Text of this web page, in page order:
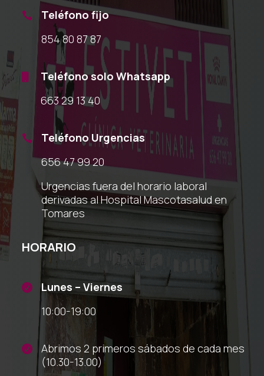

Teléfono fijo
854 80 87 87
Teléfono solo Whatsapp
663 29 13 40

Teléfono Urgencias
656 47 99 20
Urgencias fuera del horario laboral
derivadas al Hospital Mascotasalud en
Tomares
HORARIO

Lunes – Viernes
10:00-19:00

Abrimos 2 primeros sábados de cada mes
(10.30-13.00)